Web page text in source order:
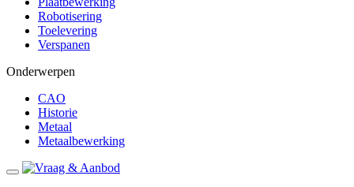
Robotisering
Toelevering
Verspanen
Onderwerpen
CAO
Historie
Metaal
Metaalbewerking